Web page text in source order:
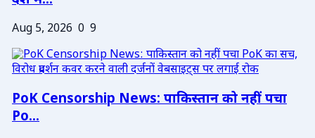
Aug 5, 2026 0 9
PoK Censorship News: पाकिस्तान को नहीं पचा
Po...